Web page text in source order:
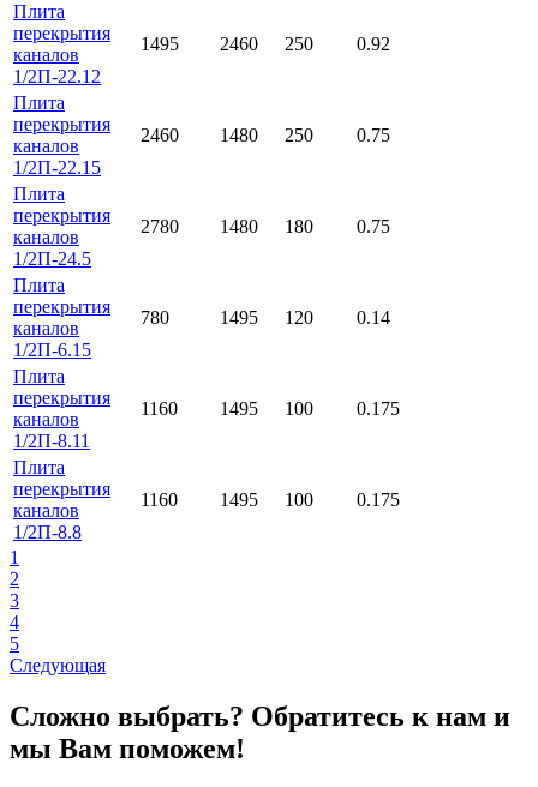
Плита
перекрытия
каналов
1/2П-22.12
1495 2460 250 0.92
Плита
перекрытия
каналов
1/2П-22.15
2460 1480 250 0.75
Плита
перекрытия
каналов
1/2П-24.5
2780 1480 180 0.75
Плита
перекрытия
каналов
1/2П-6.15
780 1495 120 0.14
Плита
перекрытия
каналов
1/2П-8.11
1160 1495 100 0.175
Плита
перекрытия
каналов
1/2П-8.8
1160 1495 100 0.175
1
2
3
4
5
Следующая
Сложно выбрать? Обратитесь к нам и
мы Вам поможем!